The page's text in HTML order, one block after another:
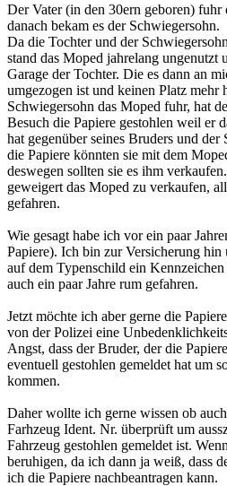
Der Vater (in den 30ern geboren) fuhr
danach bekam es der Schwiegersohn.
Da die Tochter und der
stand das Moped jahrelang ungenutzt
Garage der Tochter. Die es dann an
umgezogen ist und keinen Platz mehr
Schwiegersohn das Moped fuhr, hat
Besuch die Papiere gestohlen weil er
hat gegenüber seines Bruders und
die Papiere könnten sie mit dem
deswegen sollten sie es ihm
geweigert das Moped zu verkaufen,
gefahren.
Wie gesagt habe ich vor ein paar
Papiere). Ich bin zur Versicherung hin
auf dem Typenschild ein
auch ein paar Jahre rum gefahren.
Jetzt möchte ich aber gerne die
von der Polizei eine
Angst, dass der Bruder, der die
eventuell gestohlen gemeldet hat um
kommen.
Daher wollte ich gerne wissen ob
Farhzeug Ident. Nr. überprüft um
Fahrzeug gestohlen gemeldet ist.
beruhigen, da ich dann ja weiß, dass
ich die Papiere nachbeantragen kann.